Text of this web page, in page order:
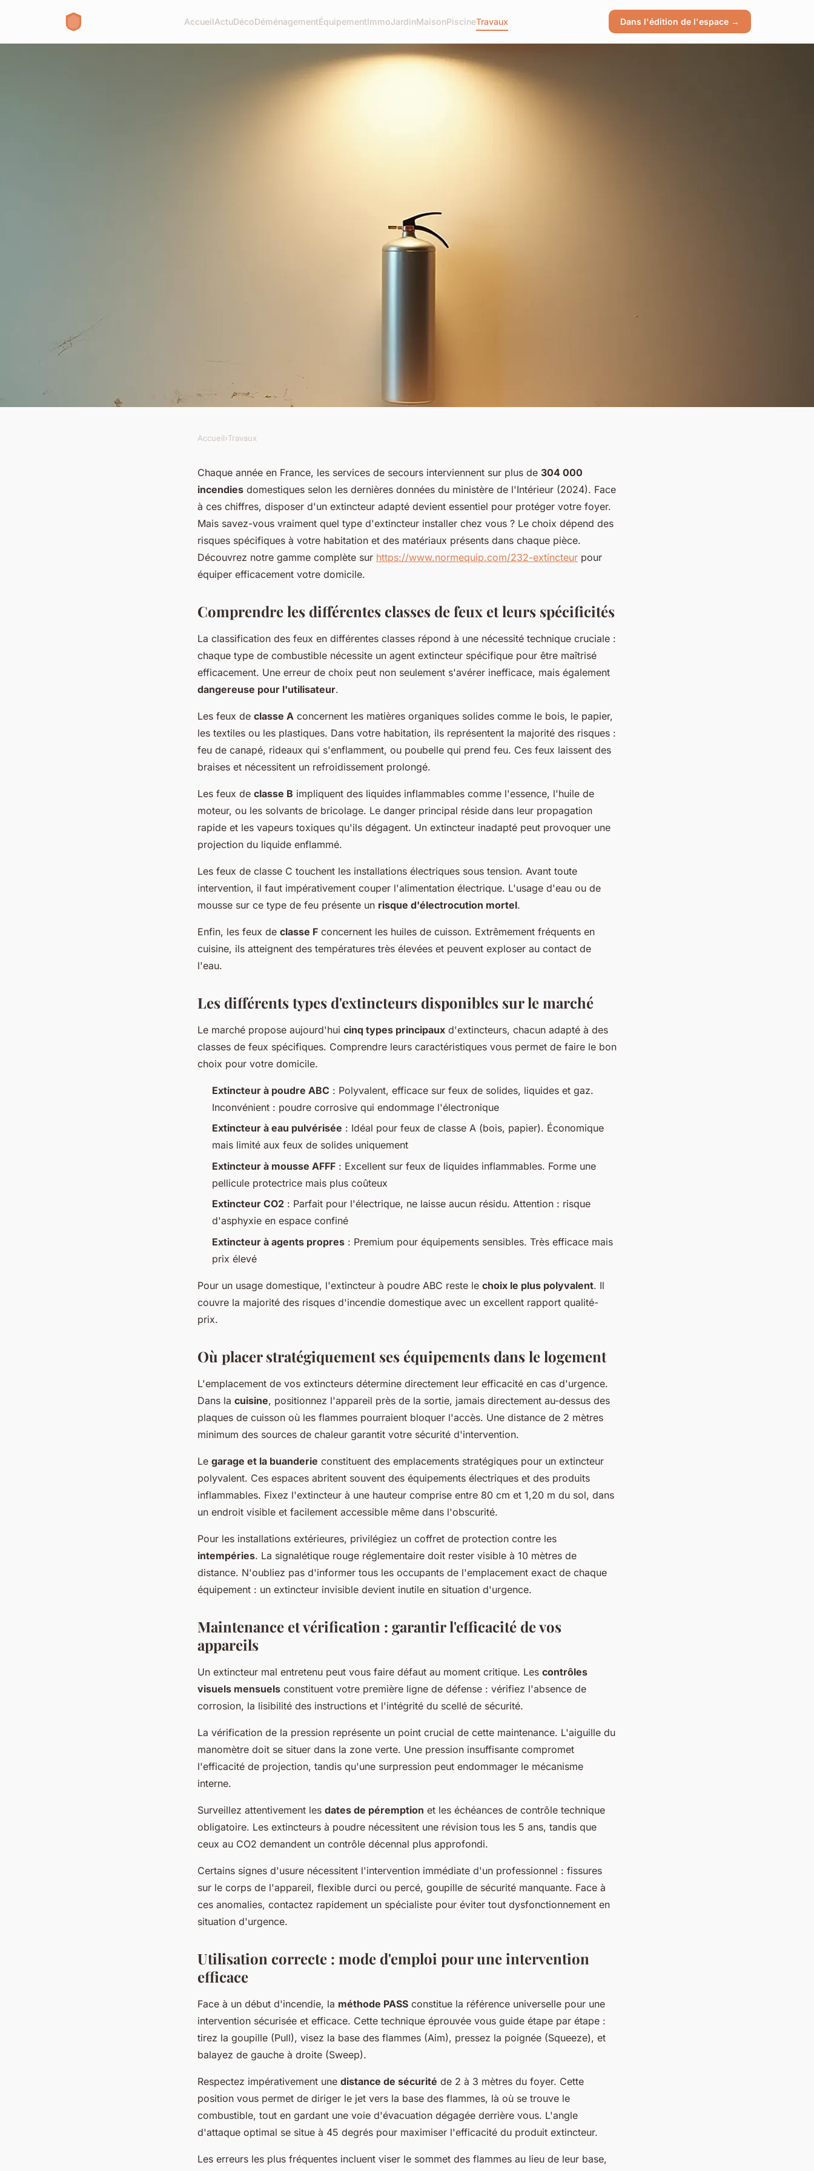
AccueilActuDécoDéménagementÉquipementImmoJardinMaisonPiscineTravaux Dans l'édition de l'espace →
Tout savoir sur les extincteurs : choix
et conseils utiles
Accueil›Travaux
Chaque année en France, les services de secours interviennent sur plus de 304 000
incendies domestiques selon les dernières données du ministère de l'Intérieur (2024). Face
à ces chiffres, disposer d'un extincteur adapté devient essentiel pour protéger votre foyer.
Mais savez-vous vraiment quel type d'extincteur installer chez vous ? Le choix dépend des
risques spécifiques à votre habitation et des matériaux présents dans chaque pièce.
Découvrez notre gamme complète sur https://www.normequip.com/232-extincteur pour
équiper efficacement votre domicile.
Comprendre les différentes classes de feux et leurs spécificités
La classification des feux en différentes classes répond à une nécessité technique cruciale :
chaque type de combustible nécessite un agent extincteur spécifique pour être maîtrisé
efficacement. Une erreur de choix peut non seulement s'avérer inefficace, mais également
dangereuse pour l'utilisateur.
Les feux de classe A concernent les matières organiques solides comme le bois, le papier,
les textiles ou les plastiques. Dans votre habitation, ils représentent la majorité des risques :
feu de canapé, rideaux qui s'enflamment, ou poubelle qui prend feu. Ces feux laissent des
braises et nécessitent un refroidissement prolongé.
Les feux de classe B impliquent des liquides inflammables comme l'essence, l'huile de
moteur, ou les solvants de bricolage. Le danger principal réside dans leur propagation
rapide et les vapeurs toxiques qu'ils dégagent. Un extincteur inadapté peut provoquer une
projection du liquide enflammé.
Les feux de classe C touchent les installations électriques sous tension. Avant toute
intervention, il faut impérativement couper l'alimentation électrique. L'usage d'eau ou de
mousse sur ce type de feu présente un risque d'électrocution mortel.
Enfin, les feux de classe F concernent les huiles de cuisson. Extrêmement fréquents en
cuisine, ils atteignent des températures très élevées et peuvent exploser au contact de
l'eau.
Les différents types d'extincteurs disponibles sur le marché
Le marché propose aujourd'hui cinq types principaux d'extincteurs, chacun adapté à des
classes de feux spécifiques. Comprendre leurs caractéristiques vous permet de faire le bon
choix pour votre domicile.
Extincteur à poudre ABC : Polyvalent, efficace sur feux de solides, liquides et gaz.
Inconvénient : poudre corrosive qui endommage l'électronique
Extincteur à eau pulvérisée : Idéal pour feux de classe A (bois, papier). Économique
mais limité aux feux de solides uniquement
Extincteur à mousse AFFF : Excellent sur feux de liquides inflammables. Forme une
pellicule protectrice mais plus coûteux
Extincteur CO2 : Parfait pour l'électrique, ne laisse aucun résidu. Attention : risque
d'asphyxie en espace confiné
Extincteur à agents propres : Premium pour équipements sensibles. Très efficace mais
prix élevé
Pour un usage domestique, l'extincteur à poudre ABC reste le choix le plus polyvalent. Il
couvre la majorité des risques d'incendie domestique avec un excellent rapport qualité-
prix.
Où placer stratégiquement ses équipements dans le logement
L'emplacement de vos extincteurs détermine directement leur efficacité en cas d'urgence.
Dans la cuisine, positionnez l'appareil près de la sortie, jamais directement au-dessus des
plaques de cuisson où les flammes pourraient bloquer l'accès. Une distance de 2 mètres
minimum des sources de chaleur garantit votre sécurité d'intervention.
Le garage et la buanderie constituent des emplacements stratégiques pour un extincteur
polyvalent. Ces espaces abritent souvent des équipements électriques et des produits
inflammables. Fixez l'extincteur à une hauteur comprise entre 80 cm et 1,20 m du sol, dans
un endroit visible et facilement accessible même dans l'obscurité.
Pour les installations extérieures, privilégiez un coffret de protection contre les
intempéries. La signalétique rouge réglementaire doit rester visible à 10 mètres de
distance. N'oubliez pas d'informer tous les occupants de l'emplacement exact de chaque
équipement : un extincteur invisible devient inutile en situation d'urgence.
Maintenance et vérification : garantir l'efficacité de vos
appareils
Un extincteur mal entretenu peut vous faire défaut au moment critique. Les contrôles
visuels mensuels constituent votre première ligne de défense : vérifiez l'absence de
corrosion, la lisibilité des instructions et l'intégrité du scellé de sécurité.
La vérification de la pression représente un point crucial de cette maintenance. L'aiguille du
manomètre doit se situer dans la zone verte. Une pression insuffisante compromet
l'efficacité de projection, tandis qu'une surpression peut endommager le mécanisme
interne.
Surveillez attentivement les dates de péremption et les échéances de contrôle technique
obligatoire. Les extincteurs à poudre nécessitent une révision tous les 5 ans, tandis que
ceux au CO2 demandent un contrôle décennal plus approfondi.
Certains signes d'usure nécessitent l'intervention immédiate d'un professionnel : fissures
sur le corps de l'appareil, flexible durci ou percé, goupille de sécurité manquante. Face à
ces anomalies, contactez rapidement un spécialiste pour éviter tout dysfonctionnement en
situation d'urgence.
Utilisation correcte : mode d'emploi pour une intervention
efficace
Face à un début d'incendie, la méthode PASS constitue la référence universelle pour une
intervention sécurisée et efficace. Cette technique éprouvée vous guide étape par étape :
tirez la goupille (Pull), visez la base des flammes (Aim), pressez la poignée (Squeeze), et
balayez de gauche à droite (Sweep).
Respectez impérativement une distance de sécurité de 2 à 3 mètres du foyer. Cette
position vous permet de diriger le jet vers la base des flammes, là où se trouve le
combustible, tout en gardant une voie d'évacuation dégagée derrière vous. L'angle
d'attaque optimal se situe à 45 degrés pour maximiser l'efficacité du produit extincteur.
Les erreurs les plus fréquentes incluent viser le sommet des flammes au lieu de leur base,